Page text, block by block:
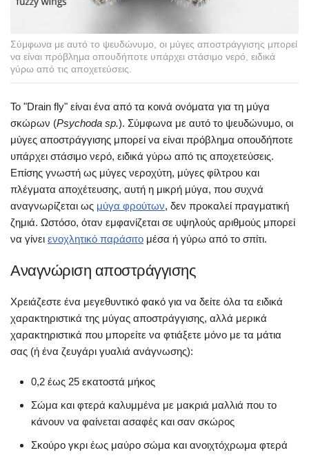
Σύμφωνα με αυτό το ψευδώνυμο, οι μύγες αποστράγγισης μπορεί
να είναι πρόβλημα οπουδήποτε υπάρχει στάσιμο νερό, ειδικά
γύρω από τις αποχετεύσεις.
Το "Drain fly" είναι ένα από τα κοινά ονόματα για τη μύγα
σκώρων (Psychoda sp.). Σύμφωνα με αυτό το ψευδώνυμο, οι
μύγες αποστράγγισης μπορεί να είναι πρόβλημα οπουδήποτε
υπάρχει στάσιμο νερό, ειδικά γύρω από τις αποχετεύσεις.
Επίσης γνωστή ως μύγες νεροχύτη, μύγες φίλτρου και
πλέγματα αποχέτευσης, αυτή η μικρή μύγα, που συχνά
αναγνωρίζεται ως μύγα φρούτων, δεν προκαλεί πραγματική
ζημιά. Ωστόσο, όταν εμφανίζεται σε υψηλούς αριθμούς μπορεί
να γίνει ενοχλητικό παράσιτο μέσα ή γύρω από το σπίτι.
Αναγνώριση αποστράγγισης
Χρειάζεστε ένα μεγεθυντικό φακό για να δείτε όλα τα ειδικά
χαρακτηριστικά της μύγας αποστράγγισης, αλλά μερικά
χαρακτηριστικά που μπορείτε να φτιάξετε μόνο με τα μάτια
σας (ή ένα ζευγάρι γυαλιά ανάγνωσης):
0,2 έως 25 εκατοστά μήκος
Σώμα και φτερά καλυμμένα με μακριά μαλλιά που το
κάνουν να φαίνεται ασαφές και σαν σκώρος
Σκούρο γκρι έως μαύρο σώμα και ανοιχτόχρωμα φτερά